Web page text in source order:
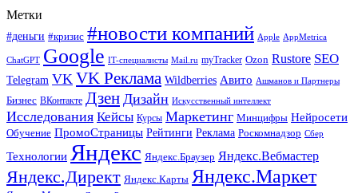
Метки
#деньги #кризис #новости компаний Apple AppMetrica
ChatGPT Google IT-специалисты Mail.ru myTracker Ozon Rustore SEO
Telegram VK VK Реклама Wildberries Авито Ашманов и Партнеры
Бизнес ВКонтакте Дзен Дизайн Искусственный интеллект
Исследования Кейсы Курсы Маркетинг Минцифры Нейросети
Обучение ПромоСтраницы Рейтинги Реклама Роскомнадзор Сбер
Технологии Яндекс Яндекс.Браузер Яндекс.Вебмастер
Яндекс.Директ Яндекс.Карты Яндекс.Маркет